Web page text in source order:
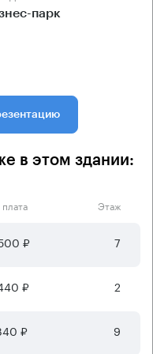
парк
в этом здании:
Этаж
₽ 7
₽ 2
₽ 9